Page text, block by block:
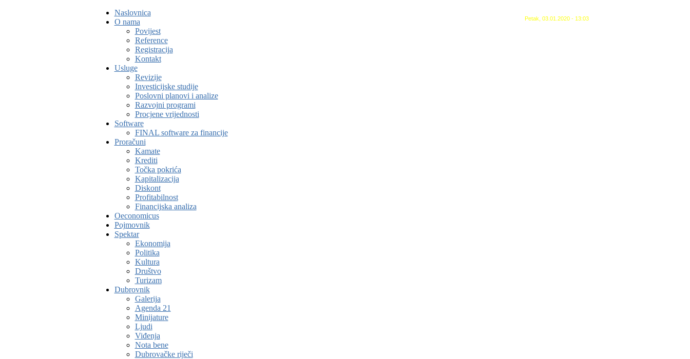
Petak, 03.01.2020 - 13:03
Naslovnica
O nama
Povijest
Reference
Registracija
Kontakt
Usluge
Revizije
Investicijske studije
Poslovni planovi i analize
Razvojni programi
Procjene vrijednosti
Software
FINAL software za financije
Proračuni
Kamate
Krediti
Točka pokrića
Kapitalizacija
Diskont
Profitabilnost
Financijska analiza
Oeconomicus
Pojmovnik
Spektar
Ekonomija
Politika
Kultura
Društvo
Turizam
Dubrovnik
Galerija
Agenda 21
Minijature
Ljudi
Viđenja
Nota bene
Dubrovačke riječi